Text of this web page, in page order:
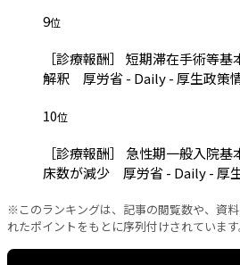
9位
［診療報酬］ 短期滞在手術等
解釈 厚労省 - Daily - 厚生政策
10位
［診療報酬］ 急性期一般入院
床数が減少 厚労省 - Daily - 厚
※このランキングは、記事の閲覧数や、資
れたポイントをもとに序列付けされています